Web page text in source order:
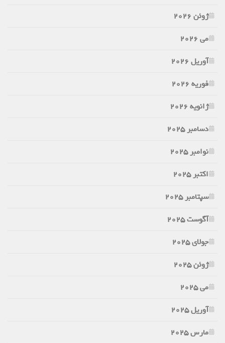
ژوئن 2026
می 2026
آوریل 2026
فوریه 2026
ژانویه 2026
دسامبر 2025
نوامبر 2025
اکتبر 2025
سپتامبر 2025
آگوست 2025
جولای 2025
ژوئن 2025
می 2025
آوریل 2025
مارس 2025